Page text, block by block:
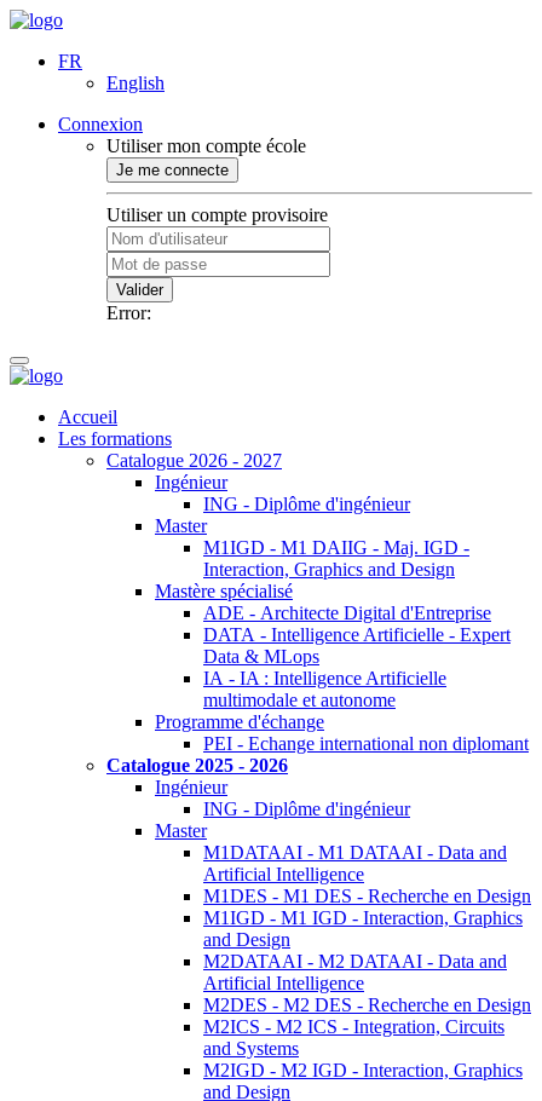
FR
English
Connexion
Utiliser mon compte école
Je me connecte
Utiliser un compte provisoire
Valider
Error:
Accueil
Les formations
Catalogue 2026 - 2027
Ingénieur
ING - Diplôme d'ingénieur
Master
M1IGD - M1 DAIIG - Maj. IGD -
Interaction, Graphics and Design
Mastère spécialisé
ADE - Architecte Digital d'Entreprise
DATA - Intelligence Artificielle - Expert
Data & MLops
IA - IA : Intelligence Artificielle
multimodale et autonome
Programme d'échange
PEI - Echange international non diplomant
Catalogue 2025 - 2026
Ingénieur
ING - Diplôme d'ingénieur
Master
M1DATAAI - M1 DATAAI - Data and
Artificial Intelligence
M1DES - M1 DES - Recherche en Design
M1IGD - M1 IGD - Interaction, Graphics
and Design
M2DATAAI - M2 DATAAI - Data and
Artificial Intelligence
M2DES - M2 DES - Recherche en Design
M2ICS - M2 ICS - Integration, Circuits
and Systems
M2IGD - M2 IGD - Interaction, Graphics
and Design